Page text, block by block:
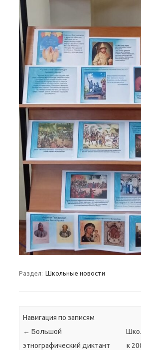
Раздел: Школьные новости
Навигация по записям
← Большой
этнографический диктант
к